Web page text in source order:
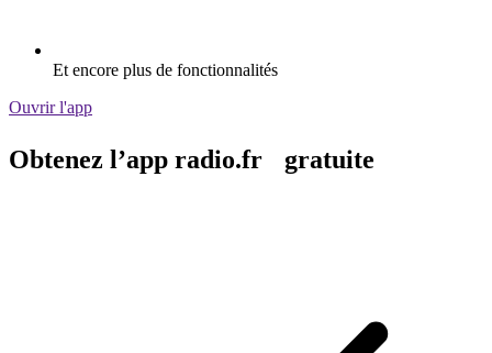
Et encore plus de fonctionnalités
Ouvrir l'app
Obtenez l’app radio.fr gratuite